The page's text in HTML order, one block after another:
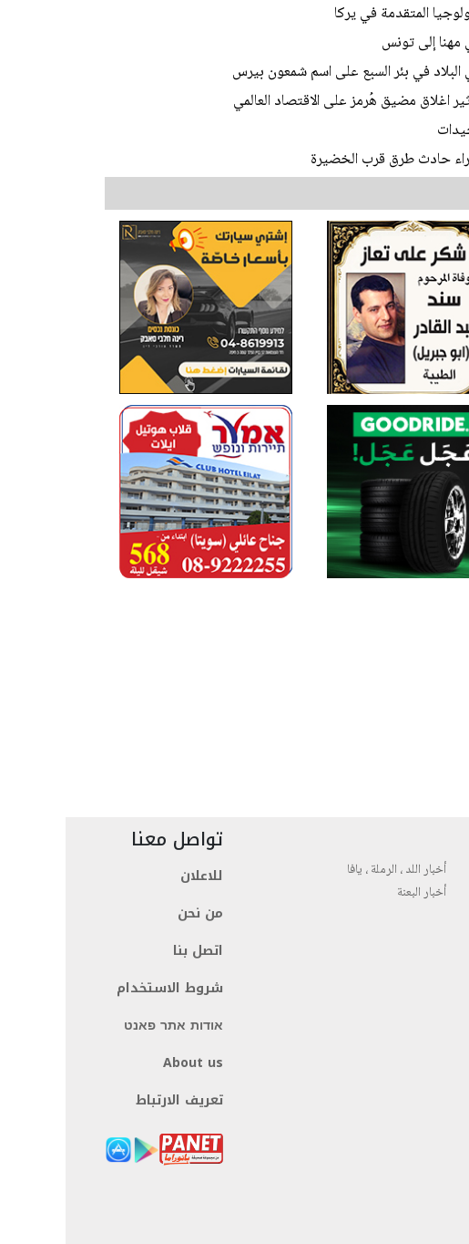
المتقدمة في يركا
مهنا إلى تونس
في بئر السبع على اسم شمعون بيرس
اغلاق مضيق هُرمز على الاقتصاد العالمي
حادث طرق قرب الخضيرة
أخبار اللد ، الرملة ، يافا
أخبار البعنة
تواصل معنا
للاعلان
من نحن
اتصل بنا
شروط الاستخدام
אודות אתר פאנט
About us
تعريف الارتباط